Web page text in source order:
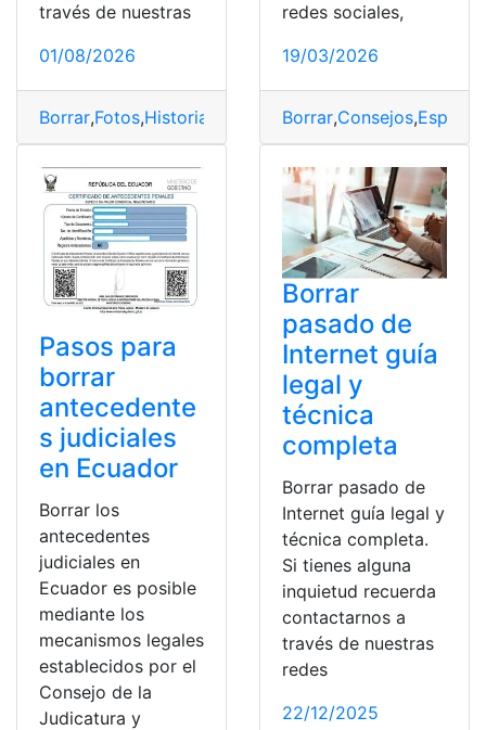
través de nuestras
01/08/2026
Borrar,Fotos,Historia Instagram,Perfil
redes sociales,
19/03/2026
Borrar,Consejos,Espacio
Pasos para
borrar
antecedente
s judiciales
en Ecuador
Borrar los
antecedentes
judiciales en
Ecuador es posible
mediante los
mecanismos legales
establecidos por el
Consejo de la
Judicatura y
Borrar
pasado de
Internet guía
legal y
técnica
completa
Borrar pasado de
Internet guía legal y
técnica completa.
Si tienes alguna
inquietud recuerda
contactarnos a
través de nuestras
redes
22/12/2025